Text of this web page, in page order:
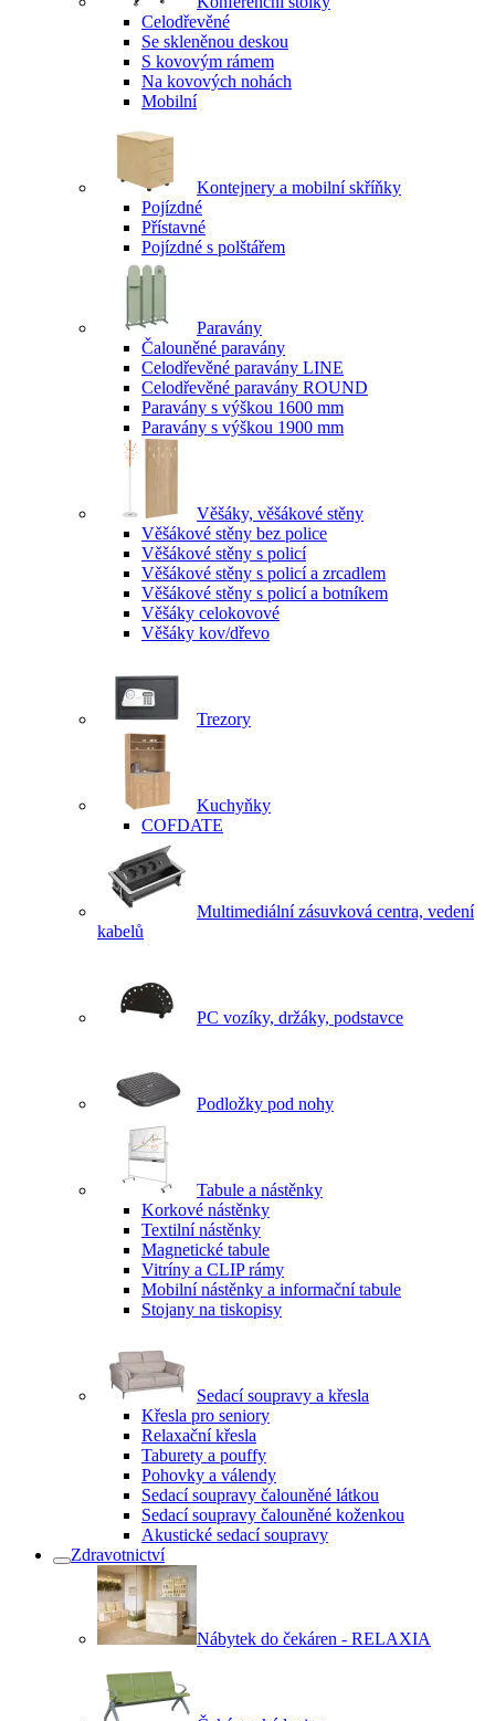
Celodřevěné
Se skleněnou deskou
S kovovým rámem
Na kovových nohách
Mobilní
Kontejnery a mobilní skříňky
Pojízdné
Přístavné
Pojízdné s polštářem
Paravány
Čalouněné paravány
Celodřevěné paravány LINE
Celodřevěné paravány ROUND
Paravány s výškou 1600 mm
Paravány s výškou 1900 mm
Věšáky, věšákové stěny
Věšákové stěny bez police
Věšákové stěny s policí
Věšákové stěny s policí a zrcadlem
Věšákové stěny s policí a botníkem
Věšáky celokovové
Věšáky kov/dřevo
Trezory
Kuchyňky
COFDATE
Multimediální zásuvková centra, vedení
kabelů
PC vozíky, držáky, podstavce
Podložky pod nohy
Tabule a nástěnky
Korkové nástěnky
Textilní nástěnky
Magnetické tabule
Vitríny a CLIP rámy
Mobilní nástěnky a informační tabule
Stojany na tiskopisy
Sedací soupravy a křesla
Křesla pro seniory
Relaxační křesla
Taburety a pouffy
Pohovky a válendy
Sedací soupravy čalouněné látkou
Sedací soupravy čalouněné koženkou
Akustické sedací soupravy
Zdravotnictví
Nábytek do čekáren - RELAXIA